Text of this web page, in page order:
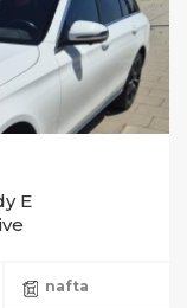
E
nafta